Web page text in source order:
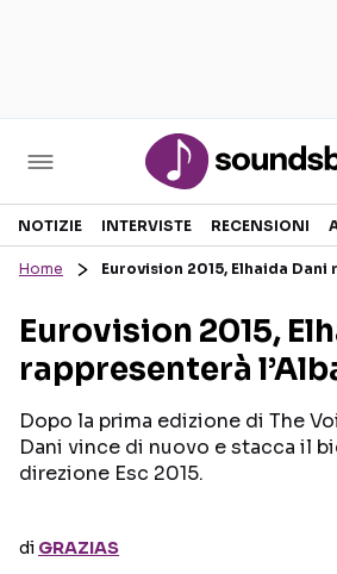
Sezioni
RECENSIONI MUSICALI
INTERVISTE
GOSSIP E CURIOSITÀ
TOUR
NOTIZIE INTERVISTE RECENSIONI
Home Eurovision 2015, Elhaida Dani
Eurovision 2015,
rappresenterà
Dopo la prima edizione di The
Dani vince di nuovo e stacca il
direzione Esc 2015.
di GRAZIAS